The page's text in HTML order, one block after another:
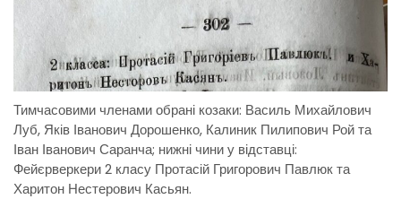
Тимчасовими членами обрані козаки: Василь Михайлович
Луб, Яків Іванович Дорошенко, Калиник Пилипович Рой та
Іван Іванович Саранча; нижні чини у відставці:
Фейєрверкери 2 класу Протасій Григорович Павлюк та
Харитон Нестерович Касьян.